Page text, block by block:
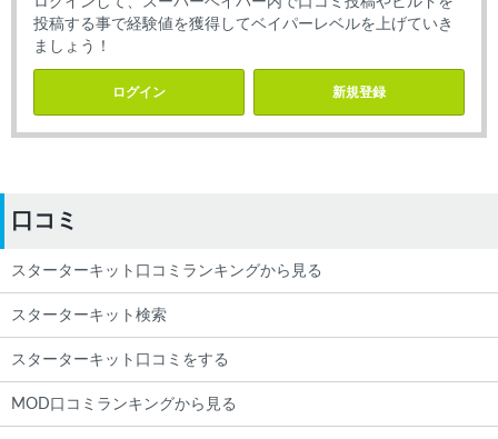
投稿する事で経験値を獲得してベイパーレベルを上げていき
ましょう！
ログイン 新規登録
口コミ
スターターキット口コミランキングから見る
スターターキット検索
スターターキット口コミをする
MOD口コミランキングから見る